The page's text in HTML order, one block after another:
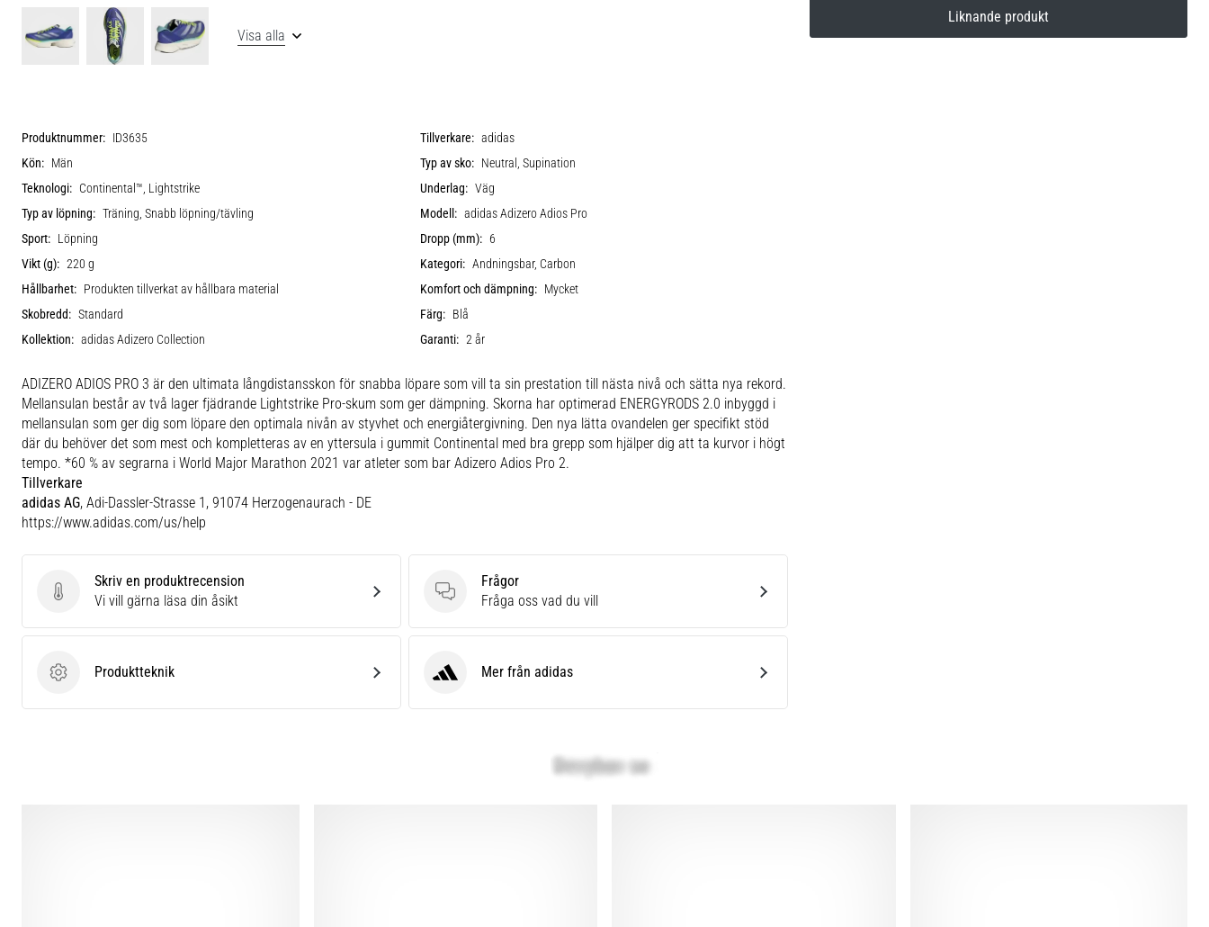
Liknande produkt
Visa alla
Produktnummer: ID3635 Tillverkare: adidas
Kön: Män Typ av sko: Neutral, Supination
Teknologi: Continental™, Lightstrike Underlag: Väg
Typ av löpning: Träning, Snabb löpning/tävling Modell: adidas Adizero Adios Pro
Sport: Löpning Dropp (mm): 6
Vikt (g): 220 g Kategori: Andningsbar, Carbon
Hållbarhet: Produkten tillverkat av hållbara material Komfort och dämpning: Mycket
Skobredd: Standard Färg: Blå
Kollektion: adidas Adizero Collection Garanti: 2 år
ADIZERO ADIOS PRO 3 är den ultimata långdistansskon för snabba löpare som vill ta sin prestation till nästa nivå och sätta nya rekord.
Mellansulan består av två lager fjädrande Lightstrike Pro-skum som ger dämpning. Skorna har optimerad ENERGYRODS 2.0 inbyggd i
mellansulan som ger dig som löpare den optimala nivån av styvhet och energiåtergivning. Den nya lätta ovandelen ger specifikt stöd
där du behöver det som mest och kompletteras av en yttersula i gummit Continental med bra grepp som hjälper dig att ta kurvor i högt
tempo. *60 % av segrarna i World Major Marathon 2021 var atleter som bar Adizero Adios Pro 2.
Tillverkare
adidas AG, Adi-Dassler-Strasse 1, 91074 Herzogenaurach - DE
https://www.adidas.com/us/help
Skriv en produktrecension
Skriv en produktrecension
Vi vill gärna läsa din åsikt
Frågor
Frågor
Fråga oss vad du vill
ProduktteknikProduktteknik adidas Mer från adidas